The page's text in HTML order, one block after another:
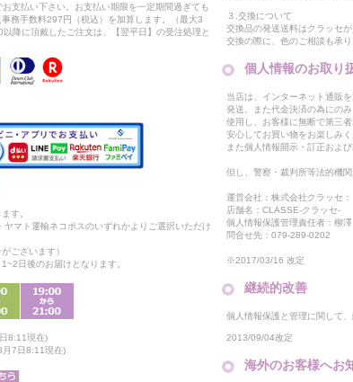
支払い下さい。お支払い期限を一定期間過ぎても
務手数料297円（税込）を加算します。（最大3
降に頂戴したご注文は、【翌平日】の受注処理と
す。
マト運輸ネコポスのいずれかよりご選択いただけ
ございます）
日後のお届けとなります。
8:11現在)
月7日8:11現在)
３.交換について
交換品の発送送料はクラッセ
交換の際に、色のご相談も承り
個人情報のお取り
当店は、インターネット通販
発送、また代金決済の為にのみ
使用し、お客様に無断で第三
安心してお買い物をお楽しみく
また個人情報開示・訂正およ
但し、警察・裁判所等法的機
運営会社：株式会社クラッセ：
店舗名：CLASSE-クラッセ-
個人情報保護管理責任者：柳
問合せ先：079-289-0202
※2017/03/16 改定
継続的改善
個人情報保護と管理に関して
2013/09/04改定
海外のお客様へお